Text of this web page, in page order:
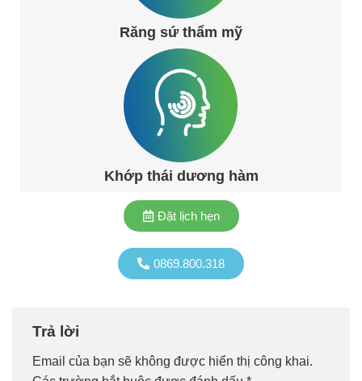
Răng sứ thẩm mỹ
Khớp thái dương hàm
0869.800.318
Đặt lịch hẹn
Trả lời
Email của bạn sẽ không được hiển thị công khai.